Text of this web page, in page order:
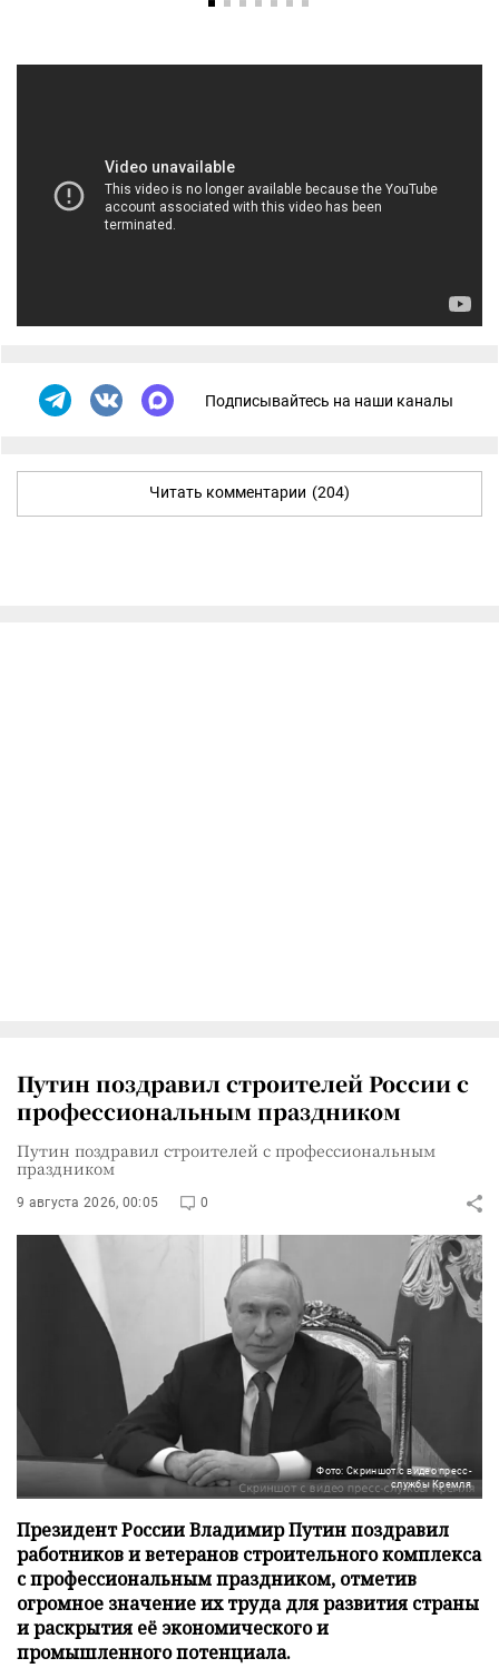
Подписывайтесь на наши каналы
Читать комментарии (204)
Путин поздравил строителей России с
профессиональным праздником
Путин поздравил строителей с профессиональным
праздником
9 августа 2026, 00:05 0
Фото: Скриншот с видео пресс-
службы Кремля
Президент России Владимир Путин поздравил
работников и ветеранов строительного комплекса
с профессиональным праздником, отметив
огромное значение их труда для развития страны
и раскрытия её экономического и
промышленного потенциала.